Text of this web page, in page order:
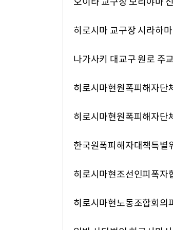
오이타 교구장 모리야마
히로시마 교구장 시라하
나가사키 대교구 원로 주
히로시마현원폭피해자단
히로시마현원폭피해자단
한국원폭피해자대책특별
히로시마현조선인피폭자
히로시마현노동조합회의